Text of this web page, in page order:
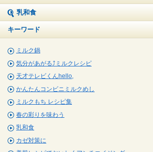
乳和食
キーワード
ミルク鍋
気分があがる⤴ミルクレシピ
天才テレビくんhello,
かんたんコンビニミルクめし
ミルクもち レシピ集
春の彩りを味わう
乳和食
カゼ対策に